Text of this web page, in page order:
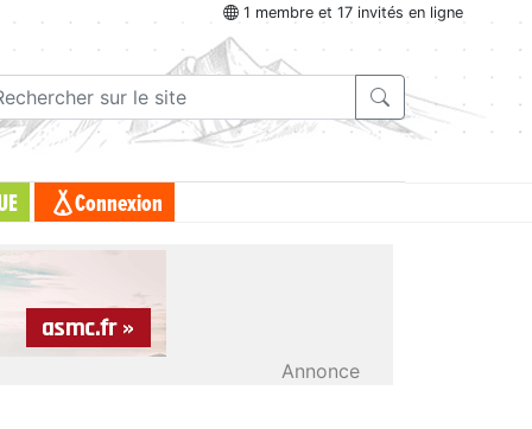
1 membre et 17 invités en ligne
Connexion
Annonce